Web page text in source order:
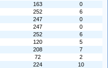
163
0
252
6
247
0
247
0
252
6
120
5
208
7
72
2
224
10